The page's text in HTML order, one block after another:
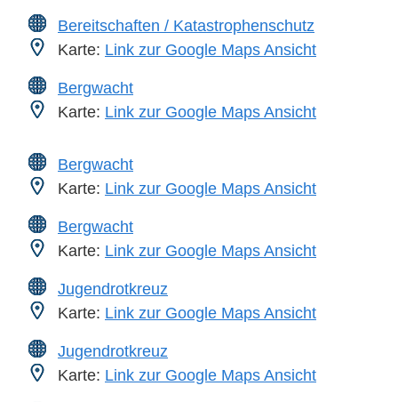
Bereitschaften / Katastrophenschutz
Karte: Link zur Google Maps Ansicht
Bergwacht
Karte: Link zur Google Maps Ansicht
Bergwacht
Karte: Link zur Google Maps Ansicht
Bergwacht
Karte: Link zur Google Maps Ansicht
Jugendrotkreuz
Karte: Link zur Google Maps Ansicht
Jugendrotkreuz
Karte: Link zur Google Maps Ansicht